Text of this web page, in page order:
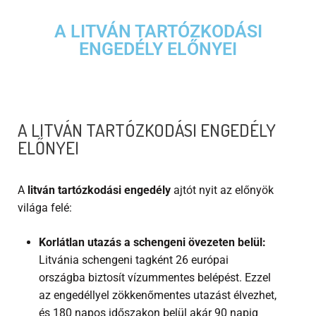
A LITVÁN TARTÓZKODÁSI
ENGEDÉLY ELŐNYEI
A LITVÁN TARTÓZKODÁSI ENGEDÉLY
ELŐNYEI
A litván tartózkodási engedély ajtót nyit az előnyök
világa felé:
Korlátlan utazás a schengeni övezeten belül:
Litvánia schengeni tagként 26 európai
országba biztosít vízummentes belépést. Ezzel
az engedéllyel zökkenőmentes utazást élvezhet,
és 180 napos időszakon belül akár 90 napig